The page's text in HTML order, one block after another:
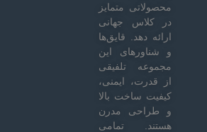
محصولاتی متمایز
در کلاس جهانی
ارائه دهد. قایق‌ها
و شناورهای این
مجموعه تلفیقی
از قدرت، ایمنی،
کیفیت ساخت بالا
و طراحی مدرن
هستند. تمامی